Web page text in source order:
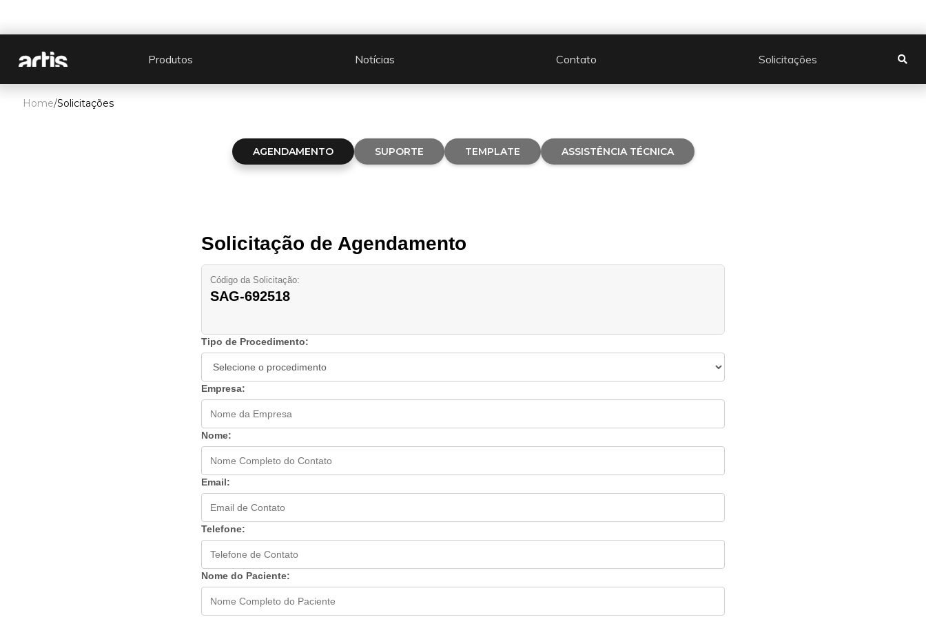
Produtos Notícias Contato Solicitações 
Home/Solicitações
AGENDAMENTO SUPORTE TEMPLATE ASSISTÊNCIA TÉCNICA
Solicitação de Agendamento
Código da Solicitação:
SAG-692518
Tipo de Procedimento:
Empresa:
Nome:
Email:
Telefone:
Nome do Paciente: